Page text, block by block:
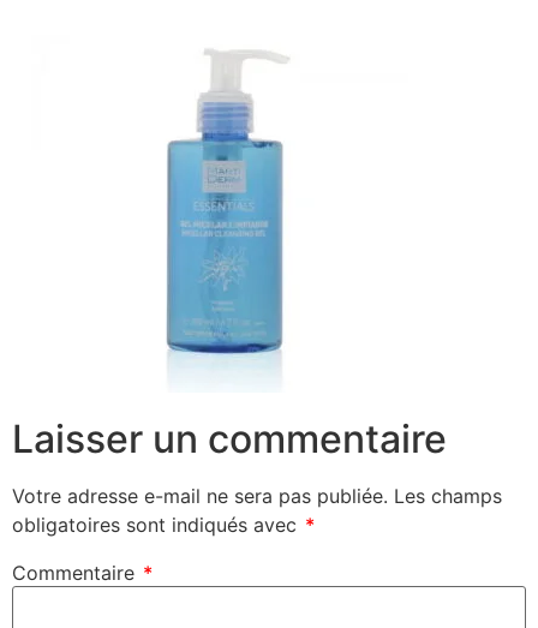
Laisser un commentaire
Votre adresse e-mail ne sera pas publiée. Les champs
obligatoires sont indiqués avec *
Commentaire *